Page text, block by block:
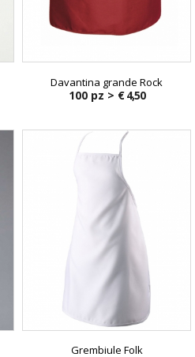
Davantina grande Rock
100 pz > € 4,50
Grembiule Folk